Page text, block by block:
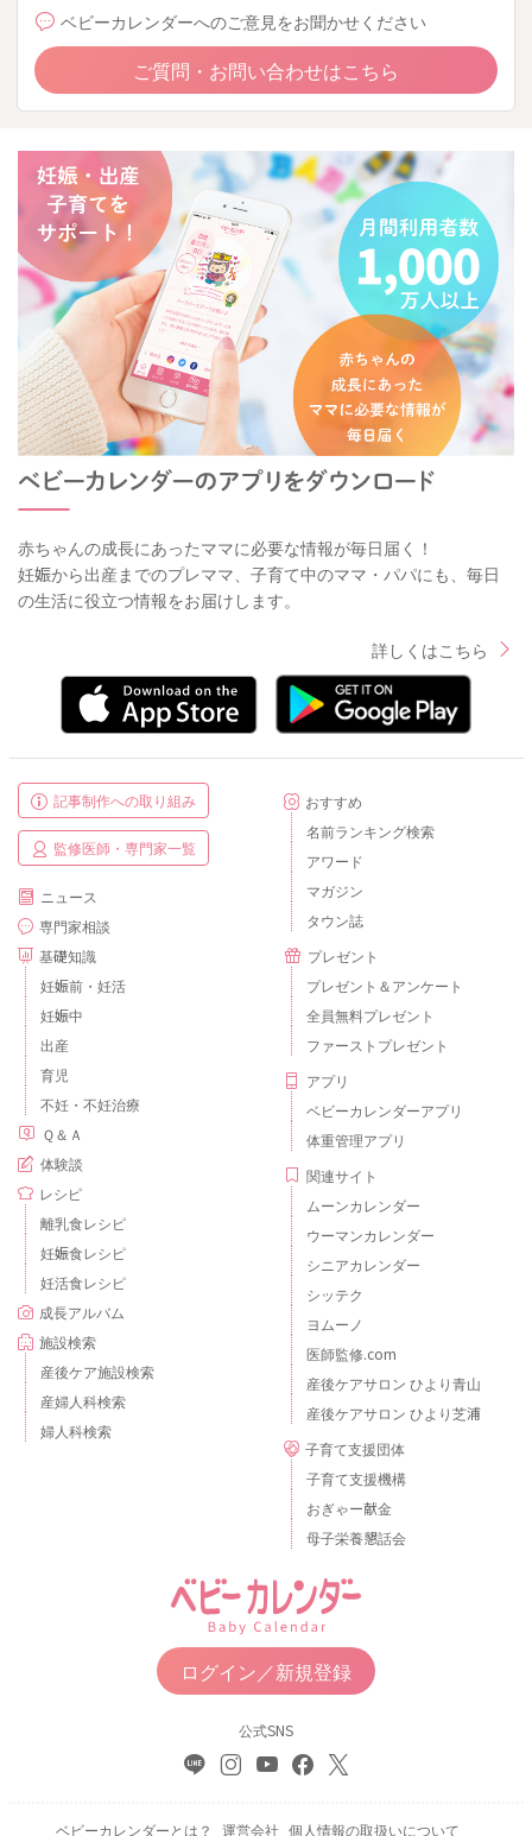
ベビーカレンダーへのご意見をお聞かせください
ご質問・お問い合わせはこちら
赤ちゃんの成長にあったママに必要な情報が毎日届く！
妊娠から出産までのプレママ、子育て中のママ・パパにも、毎日
の生活に役立つ情報をお届けします。
詳しくはこちら
記事制作への取り組み
監修医師・専門家一覧
ニュース
専門家相談
基礎知識
妊娠前・妊活
妊娠中
出産
育児
不妊・不妊治療
Ｑ＆Ａ
体験談
レシピ
離乳食レシピ
妊娠食レシピ
妊活食レシピ
成長アルバム
施設検索
産後ケア施設検索
産婦人科検索
婦人科検索
おすすめ
名前ランキング検索
アワード
マガジン
タウン誌
プレゼント
プレゼント＆アンケート
全員無料プレゼント
ファーストプレゼント
アプリ
ベビーカレンダーアプリ
体重管理アプリ
関連サイト
ムーンカレンダー
ウーマンカレンダー
シニアカレンダー
シッテク
ヨムーノ
医師監修.com
産後ケアサロン ひより青山
産後ケアサロン ひより芝浦
子育て支援団体
子育て支援機構
おぎゃー献金
母子栄養懇話会
ログイン／新規登録
公式SNS
ベビーカレンダーとは？ 運営会社 個人情報の取扱いについて